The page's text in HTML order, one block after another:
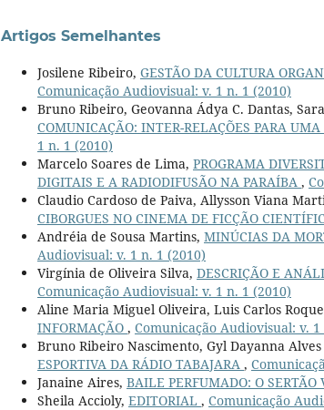
Artigos Semelhantes
Josilene Ribeiro, GESTÃO DA CULTURA
Comunicação Audiovisual: v. 1 n. 1 (2010)
Bruno Ribeiro, Geovanna Ádya C. Dantas,
COMUNICAÇÃO: INTER-RELAÇÕES PARA
1 n. 1 (2010)
Marcelo Soares de Lima, PROGRAMA
DIGITAIS E A RADIODIFUSÃO NA PARAÍBA ,
Claudio Cardoso de Paiva, Allysson Viana
CIBORGUES NO CINEMA DE FICÇÃO
Andréia de Sousa Martins, MINÚCIAS DA
Audiovisual: v. 1 n. 1 (2010)
Virgínia de Oliveira Silva, DESCRIÇÃO E
Comunicação Audiovisual: v. 1 n. 1 (2010)
Aline Maria Miguel Oliveira, Luis Carlos Roque
INFORMAÇÃO , Comunicação Audiovisual: v. 1
Bruno Ribeiro Nascimento, Gyl Dayanna
ESPORTIVA DA RÁDIO TABAJARA ,
Janaine Aires, BAILE PERFUMADO: O
Sheila Accioly, EDITORIAL , Comunicação